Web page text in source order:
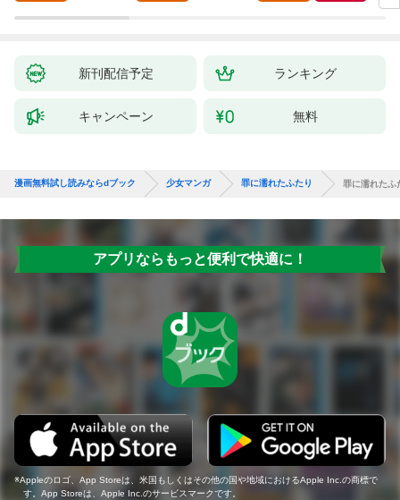
新刊配信予定 ランキング
キャンペーン 無料
漫画無料試し読みならdブック 少女マンガ 罪に濡れたふたり 罪に濡れたふ
アプリならもっと便利で快適に！
Appleのロゴ、App Storeは、米国もしくはその他の国や地域におけるApple Inc.の商標で
す。App Storeは、Apple Inc.のサービスマークです。